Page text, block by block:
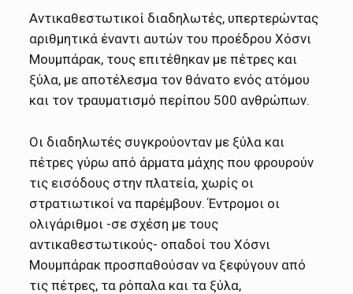
Αντικαθεστωτικοί διαδηλωτές, υπερτερώντας
αριθμητικά έναντι αυτών του προέδρου Χόσνι
Μουμπάρακ, τους επιτέθηκαν με πέτρες και
ξύλα, με αποτέλεσμα τον θάνατο ενός ατόμου
και τον τραυματισμό περίπου 500 ανθρώπων.
Οι διαδηλωτές συγκρούονταν με ξύλα και
πέτρες γύρω από άρματα μάχης που φρουρούν
τις εισόδους στην πλατεία, χωρίς οι
στρατιωτικοί να παρέμβουν. Έντρομοι οι
ολιγάριθμοι -σε σχέση με τους
αντικαθεστωτικούς- οπαδοί του Χόσνι
Μουμπάρακ προσπαθούσαν να ξεφύγουν από
τις πέτρες, τα ρόπαλα και τα ξύλα,